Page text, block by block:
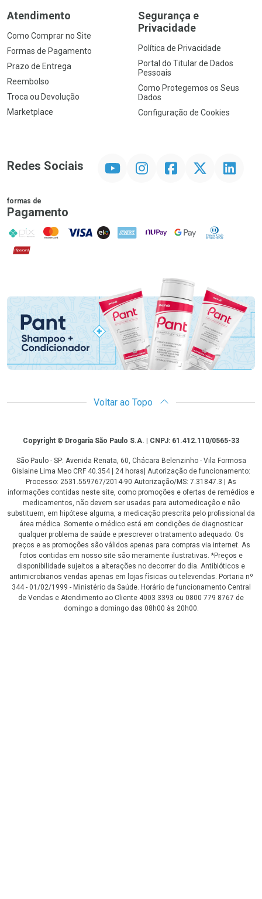
Atendimento
Como Comprar no Site
Formas de Pagamento
Prazo de Entrega
Reembolso
Troca ou Devolução
Marketplace
Segurança e
Privacidade
Política de Privacidade
Portal do Titular de Dados
Pessoais
Como Protegemos os Seus
Dados
Configuração de Cookies
Redes Sociais InstagramFacebookTwitter Linkedin
formas de
Pagamento
PIX MasterCard
VISA ELO AMEX NuPay Google PayDiners Club
Hipercard
Promoção em Destaque
Voltar ao Topo
CopyrightCopyright © Drogaria São Paulo S.A. | CNPJ: 61.412.110/0565-33
São Paulo - SP: Avenida Renata, 60, Chácara Belenzinho - Vila Formosa
Gislaine Lima Meo CRF 40.354 | 24 horas| Autorização de funcionamento:
Processo: 2531.559767/2014-90 Autorização/MS: 7.31847.3 | As
informações contidas neste site, como promoções e ofertas de remédios e
medicamentos, não devem ser usadas para automedicação e não
substituem, em hipótese alguma, a medicação prescrita pelo profissional da
área médica. Somente o médico está em condições de diagnosticar
qualquer problema de saúde e prescrever o tratamento adequado. Os
preços e as promoções são válidos apenas para compras via internet. As
fotos contidas em nosso site são meramente ilustrativas. *Preços e
disponibilidade sujeitos a alterações no decorrer do dia. Antibióticos e
antimicrobianos vendas apenas em lojas físicas ou televendas. Portaria nº
344 - 01/02/1999 - Ministério da Saúde. Horário de funcionamento Central
de Vendas e Atendimento ao Cliente 4003 3393 ou 0800 779 8767 de
domingo a domingo das 08h00 às 20h00.